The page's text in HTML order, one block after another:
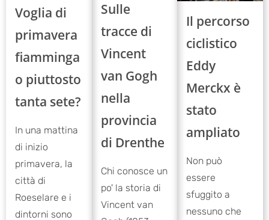
Voglia di
primavera
fiamminga
o piuttosto
tanta sete?
In una mattina
di inizio
primavera, la
città di
Roeselare e i
dintorni sono
Sulle
tracce di
Vincent
van Gogh
nella
provincia
di Drenthe
Chi conosce un
po' la storia di
Vincent van
Il percorso
ciclistico
Eddy
Merckx è
stato
ampliato
Non può
essere
sfuggito a
nessuno che